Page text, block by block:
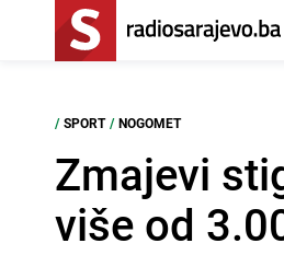
/ SPORT / NOGOMET
Zmajevi
više od